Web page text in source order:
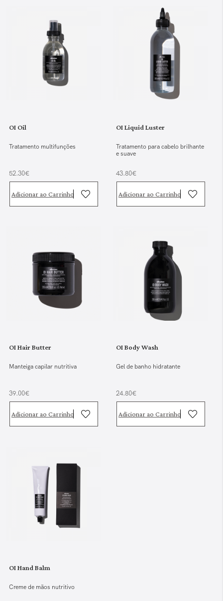
OI Oil
Tratamento multifunções
52.30€
Adicionar ao Carrinho
OI Liquid Luster
Tratamento para cabelo brilhante
e suave
43.80€
Adicionar ao Carrinho
OI Hair Butter
Manteiga capilar nutritiva
39.00€
Adicionar ao Carrinho
OI Body Wash
Gel de banho hidratante
24.80€
Adicionar ao Carrinho
OI Hand Balm
Creme de mãos nutritivo